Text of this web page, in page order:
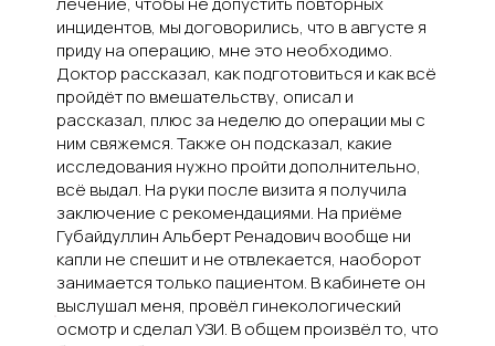
инцидентов, мы договорились, что в августе я
приду на операцию, мне это необходимо.
Доктор рассказал, как подготовиться и как всё
пройдёт по вмешательству, описал и
рассказал, плюс за неделю до операции мы с
ним свяжемся. Также он подсказал, какие
исследования нужно пройти дополнительно,
всё выдал. На руки после визита я получила
заключение с рекомендациями. На приёме
Губайдуллин Альберт Ренадович вообще ни
капли не спешит и не отвлекается, наоборот
занимается только пациентом. В кабинете он
выслушал меня, провёл гинекологический
осмотр и сделал УЗИ. В общем произвёл то, что